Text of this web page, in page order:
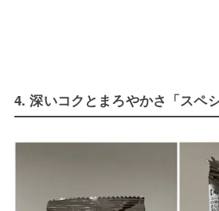
4. 深いコクとまろやかさ「スペ